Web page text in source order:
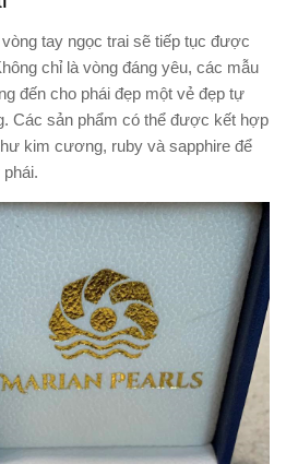
tay ngọc trai sẽ tiếp tục được
chỉ là vòng đáng yêu, các mẫu
đến cho phái đẹp một vẻ đẹp tự
Các sản phẩm có thể được kết hợp
kim cương, ruby ​​và sapphire để